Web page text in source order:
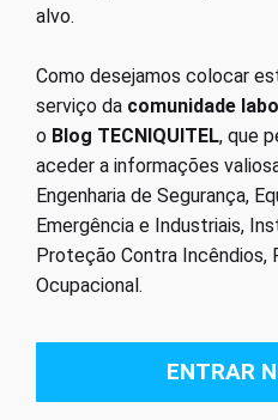
alvo.
Como desejamos colocar
serviço da comunidade
o Blog TECNIQUITEL, que
aceder a informações
Engenharia de Segurança,
Emergência e Industriais,
Proteção Contra Incêndios,
Ocupacional.
ENTRAR